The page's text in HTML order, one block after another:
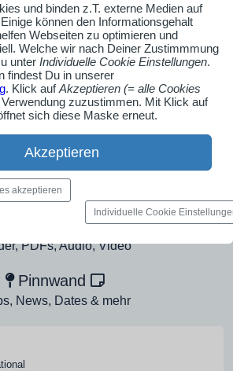
Anzeige aktivieren
Handwerksbetrieb oder
Firmenprofil für dein Unternehmen:
Medien-Galerie
PDFs, Audio, Video
Pinnwand
News, Dates & mehr
und binden z.T. externe Medien auf
können den Informationsgehalt
Webseiten zu optimieren und
Welche wir nach Deiner Zustimmmung
unter Individuelle Cookie Einstellungen.
findest Du in unserer
. Klick aufAkzeptieren (= alle Cookies
zuzustimmen. Mit Klick auf
sich diese Maske erneut.
Akzeptieren
akzeptieren
Individuelle Cookie